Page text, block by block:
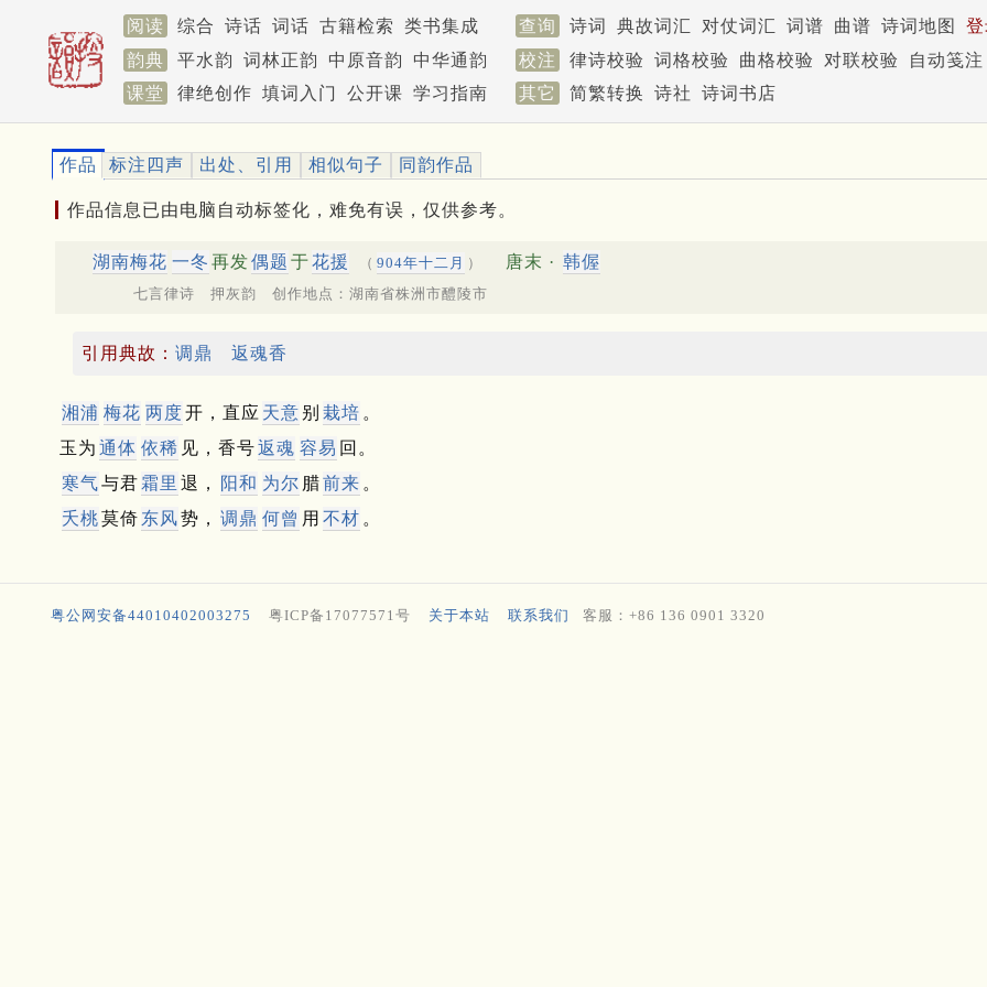
阅读 综合 诗话 词话 古籍检索 类书集成 查询 诗词 典故词汇 对仗词汇 词谱 曲谱 诗词地图
韵典
平水韵 词林正韵 中原音韵 中华通韵 校注 律诗校验 词格校验 曲格校验 对联校验
自动笺注
课堂
律绝创作 填词入门 公开课 学习指南 其它 简繁转换 诗社 诗词书店
作品 标注四声 出处、引用 相似句子 同韵作品
作品信息已由电脑自动标签化，难免有误，仅供参考。
湖南梅花 一冬 再发偶题 于花援 （ 904年十二月 ） 唐末 · 韩偓
七言律诗 押灰韵 创作地点：湖南省株洲市醴陵市
引用典故： 调鼎 返魂香
湘浦 梅花 两度开，直应 天意 别 栽培 。
玉为 通体 依稀 见，香号返魂 容易 回。
寒气与君 霜里 退， 阳和 为尔 腊前来 。
夭桃莫倚 东风势， 调鼎 何曾 用 不材 。
粤公网安备44010402003275 粤ICP备17077571号 关于本站 联系我们 客服：+86 136 0901 3320